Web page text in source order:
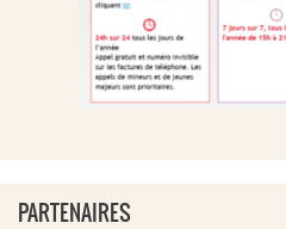
PARTENAIRES